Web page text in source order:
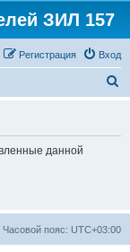
ЗИЛ 157
Вход
Регистрация
данной
Часовой пояс: UTC+03:00